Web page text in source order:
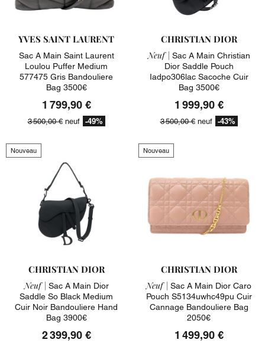
YVES SAINT LAURENT
Sac A Main Saint Laurent
Loulou Puffer Medium
577475 Gris Bandouliere
Bag 3500€
1 799,90 €
3 500,00 €neuf -49%
CHRISTIAN DIOR
Neuf | Sac A Main Christian
Dior Saddle Pouch
Iadpo306lac Sacoche Cuir
Bag 3500€
1 999,90 €
3 500,00 €neuf -43%
Nouveau
CHRISTIAN DIOR
Neuf | Sac A Main Dior
Saddle So Black Medium
Cuir Noir Bandouliere Hand
Bag 3900€
2 399,90 €
Nouveau
CHRISTIAN DIOR
Neuf | Sac A Main Dior Caro
Pouch S5134uwhc49pu Cuir
Cannage Bandouliere Bag
2050€
1 499,90 €